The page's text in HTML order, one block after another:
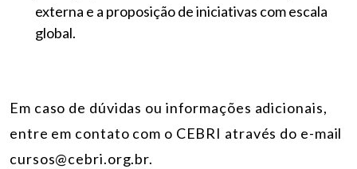
externa e a proposição de iniciativas com escala
global.
Em caso de dúvidas ou informações adicionais,
entre em contato com o CEBRI através do e-mail
cursos@cebri.org.br.